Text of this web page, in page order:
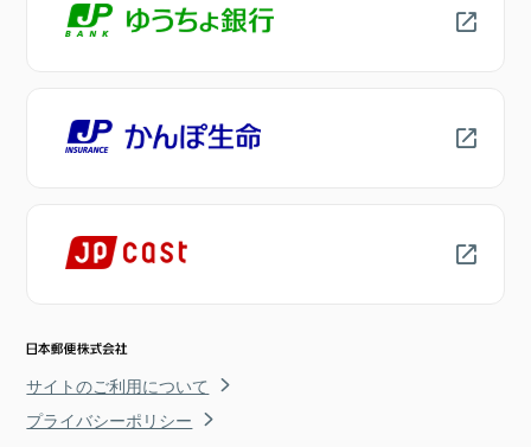
サイトのご利用について
プライバシーポリシー